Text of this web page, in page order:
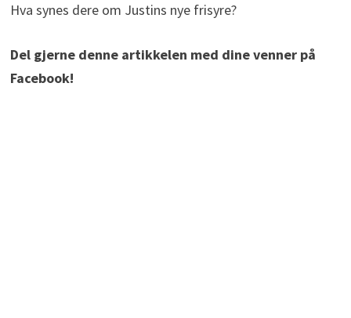
Hva synes dere om Justins nye frisyre?
Del gjerne denne artikkelen med dine venner på
Facebook!